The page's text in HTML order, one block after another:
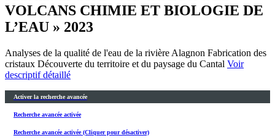
VOLCANS CHIMIE ET BIOLOGIE DE
L’EAU » 2023
Analyses de la qualité de l'eau de la rivière Alagnon Fabrication des
cristaux Découverte du territoire et du paysage du Cantal Voir
descriptif détaillé
Activer la recherche avancée
Recherche avancée activée
Recherche avancée activée (Cliquer pour désactiver)